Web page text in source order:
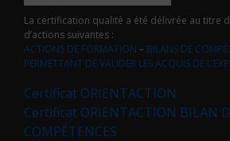
La certification qualité a été délivrée au titre
d’actions suivantes :
ACTIONS DE FORMATION – BILANS DE
PERMETTANT DE VALIDER LES ACQUIS DE
Certificat ORIENTACTION
Certificat ORIENTACTION BILAN
COMPÉTENCES